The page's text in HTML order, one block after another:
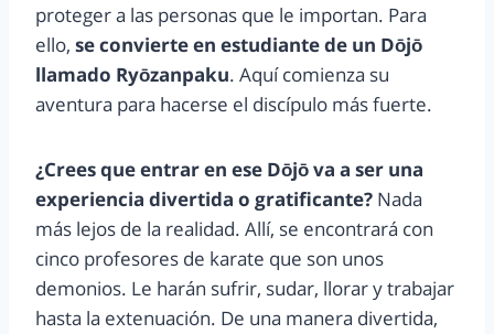
proteger a las personas que le importan. Para
ello, se convierte en estudiante de un Dōjō
llamado Ryōzanpaku. Aquí comienza su
aventura para hacerse el discípulo más fuerte.
¿Crees que entrar en ese Dōjō va a ser una
experiencia divertida o gratificante? Nada
más lejos de la realidad. Allí, se encontrará con
cinco profesores de karate que son unos
demonios. Le harán sufrir, sudar, llorar y trabajar
hasta la extenuación. De una manera divertida,